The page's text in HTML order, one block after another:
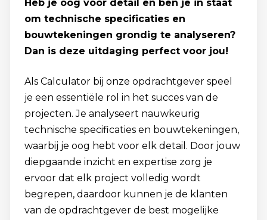
Heb je oog voor detail en ben je in staat
om technische specificaties en
bouwtekeningen grondig te analyseren?
Dan is deze uitdaging perfect voor jou!
Als Calculator bij onze opdrachtgever speel
je een essentiële rol in het succes van de
projecten. Je analyseert nauwkeurig
technische specificaties en bouwtekeningen,
waarbij je oog hebt voor elk detail. Door jouw
diepgaande inzicht en expertise zorg je
ervoor dat elk project volledig wordt
begrepen, daardoor kunnen je de klanten
van de opdrachtgever de best mogelijke